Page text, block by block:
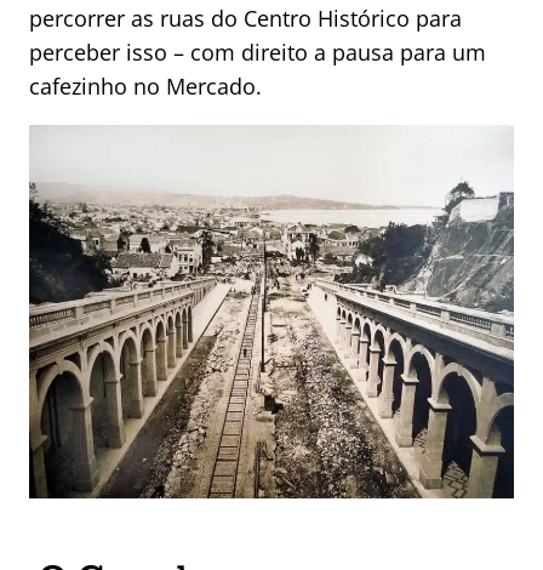
percorrer as ruas do Centro Histórico para
perceber isso – com direito a pausa para um
cafezinho no Mercado.